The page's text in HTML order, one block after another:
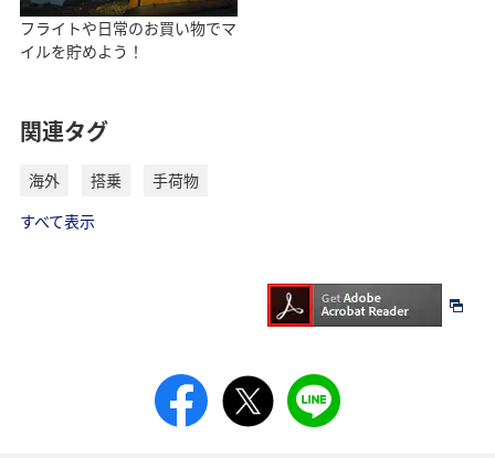
フライトや日常のお買い物でマ
イルを貯めよう！
関連タグ
海外 搭乗
手荷物
すべて表示